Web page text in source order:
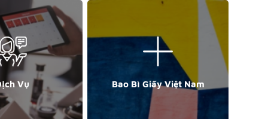
Vụ Bao Bì Giấy Việt Nam